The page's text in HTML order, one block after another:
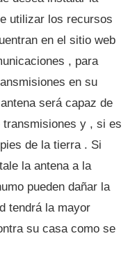
utilizar los recursos
en el sitio web
, para
en su
será capaz de
transmisiones y , si es
de la tierra . Si
la antena a la
pueden dañar la
tendrá la mayor
su casa como se